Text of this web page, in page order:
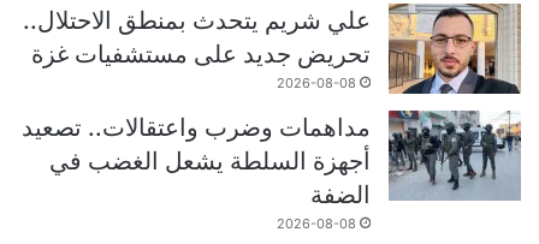
علي شريم يتحدث بمنطق الاحتلال..
تحريض جديد على مستشفيات غزة
2026-08-08
مداهمات وضرب واعتقالات.. تصعيد
أجهزة السلطة يشعل الغضب في
الضفة
2026-08-08